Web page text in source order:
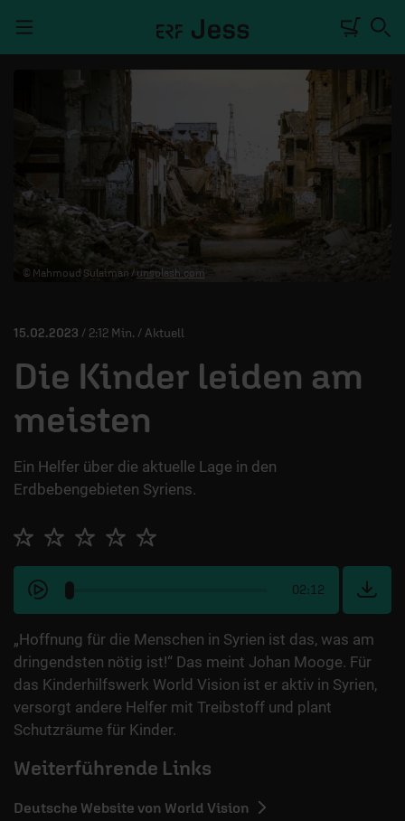
TALKWERK
REPORTAGE
RADIO
DEINE APP
MITMACHEN
ÜBER UNS
© Mahmoud Sulaiman / unsplash.com
15.02.2023 / 2:12 Min. / Aktuell
Die Kinder leiden am
meisten
Ein Helfer über die aktuelle Lage in den
Erdbebengebieten Syriens.
02:12
„Hoffnung für die Menschen in Syrien ist das, was am
dringendsten nötig ist!“ Das meint Johan Mooge. Für
das Kinderhilfswerk World Vision ist er aktiv in Syrien,
versorgt andere Helfer mit Treibstoff und plant
Schutzräume für Kinder.
Weiterführende Links
Deutsche Website von World Vision